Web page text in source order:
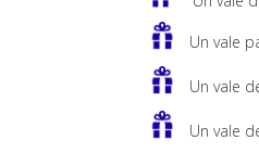
Un vale
Un vale
Un vale